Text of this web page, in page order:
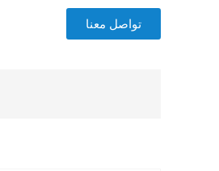
تواصل معنا